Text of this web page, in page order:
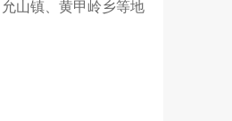
山镇、黄甲岭乡等地